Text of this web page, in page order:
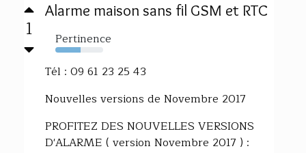
1
Alarme maison sans fil GSM et RTC
Pertinence
53%
Tél : 09 61 23 25 43
Nouvelles versions de Novembre 2017
PROFITEZ DES NOUVELLES VERSIONS
D'ALARME ( version Novembre 2017 ) :